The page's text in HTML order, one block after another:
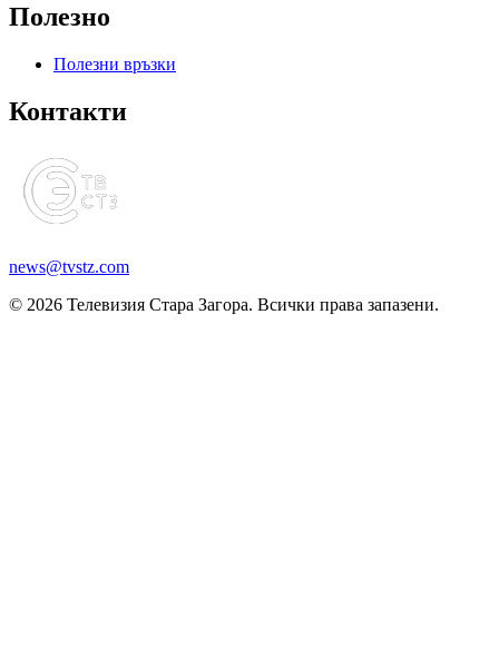
Полезно
Полезни връзки
Контакти
news@tvstz.com
© 2026 Телевизия Стара Загора. Всички права запазени.